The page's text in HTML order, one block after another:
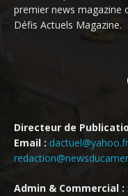
premier news magazine
Défis Actuels Magazine.
Directeur de
Email : dactuel@yahoo.fr
Admin & Commercial :